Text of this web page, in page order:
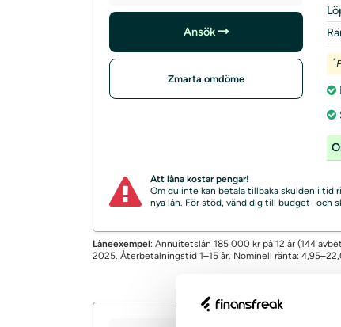
Ansök
Zmarta omdöme
*
Att låna kostar pengar!
Om du inte kan betala tillbaka skulden i tid
nya lån. För stöd, vänd dig till budget- och
Låneexempel: Annuitetslån 185 000 kr på 12 år (144
2025. Återbetalningstid 1–15 år. Nominell ränta: